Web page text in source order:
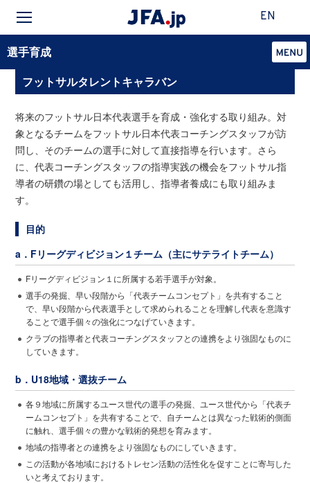
EN
選手育成
フットサルタレントキャラバン
将来のフットサル日本代表選手を育成・強化する取り組み。対
象となるチームをフットサル日本代表コーチングスタッフが訪
問し、そのチームの選手に対して直接指導を行います。さら
に、代表コーチングスタッフの指導実践の機会をフットサル指
導者の研鑽の場としても活用し、指導者養成にも取り組みま
す。
目的
a．Fリーグディビジョン１チーム（主にサテライトチーム）
Fリーグディビジョン１に所属する若手選手が対象。
選手の発掘、早い段階から「代表チームコンセプト」を共有すること
で、早い段階から代表選手として求められることを理解し代表を意識す
ることで選手個々の強化につなげていきます。
クラブの指導者と代表コーチングスタッフとの連携をより強固なものに
していきます。
b．U18地域・選抜チーム
各９地域に所属するユース世代の選手の発掘、ユース世代から「代表チ
ームコンセプト」を共有することで、自チームとは異なった戦術的側面
に触れ、選手個々の豊かな戦術的発想を育みます。
地域の指導者との連携をより強固なものにしていきます。
この活動が各地域におけるトレセン活動の活性化を促すことに寄与した
いと考えております。